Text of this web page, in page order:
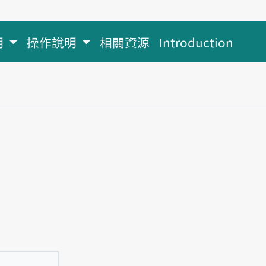
操作說明 相關資源 Introduction